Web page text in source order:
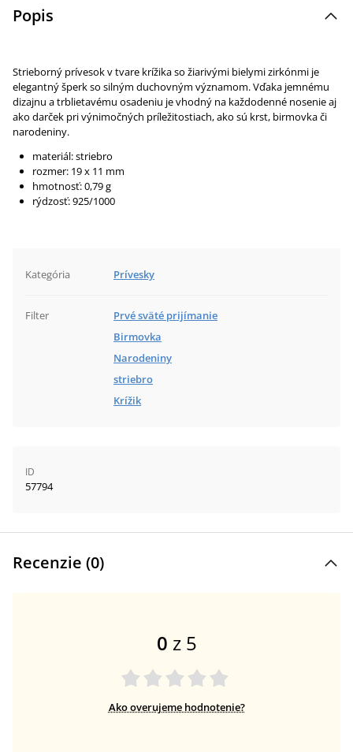
Popis
Strieborný prívesok v tvare krížika so žiarivými bielymi zirkónmi je
elegantný šperk so silným duchovným významom. Vďaka jemnému
dizajnu a trblietavému osadeniu je vhodný na každodenné nosenie aj
ako darček pri výnimočných príležitostiach, ako sú krst, birmovka či
narodeniny.
materiál: striebro
rozmer: 19 x 11 mm
hmotnosť: 0,79 g
rýdzosť: 925/1000
Kategória Prívesky
Filter
Prvé sväté prijímanie
Birmovka
Narodeniny
striebro
Krížik
ID
57794
Recenzie (0)
0 z 5
Ako overujeme hodnotenie?